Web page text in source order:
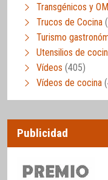
Transgénicos y
Trucos de Cocina
Turismo
Utensilios de
Vídeos (405)
Vídeos de cocina
Publicidad